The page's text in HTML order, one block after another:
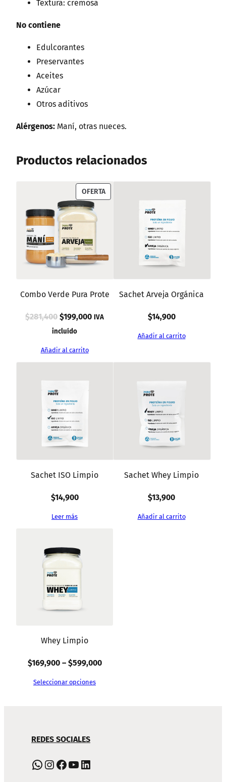
Textura: cremosa
No contiene
Edulcorantes
Preservantes
Aceites
Azúcar
Otros aditivos
Alérgenos: Maní, otras nueces.
Productos relacionados
OFERTAPRODUCT
Combo Verde Pura Prote
$281,400 El
precio
original
$199,000ElIVA
incluído
Añadir al carrito
Sachet Arveja Orgánica
$14,900
Añadir al carrito
Sachet ISO Limpio
$14,900
Leer más
Sachet Whey Limpio
$13,900
Añadir al carrito
Whey Limpio
$169,900 – $599,000Rango
Seleccionar opciones
DE
PIE
REDES SOCIALES
WhatsApp Instagram Facebook YouTube LinkedIn